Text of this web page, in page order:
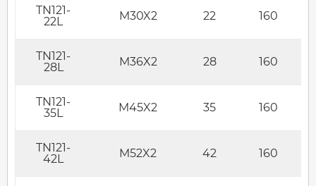
TN121-
22L
M30X2 22 160
TN121-
28L
M36X2 28 160
TN121-
35L
M45X2 35 160
TN121-
42L
M52X2 42 160